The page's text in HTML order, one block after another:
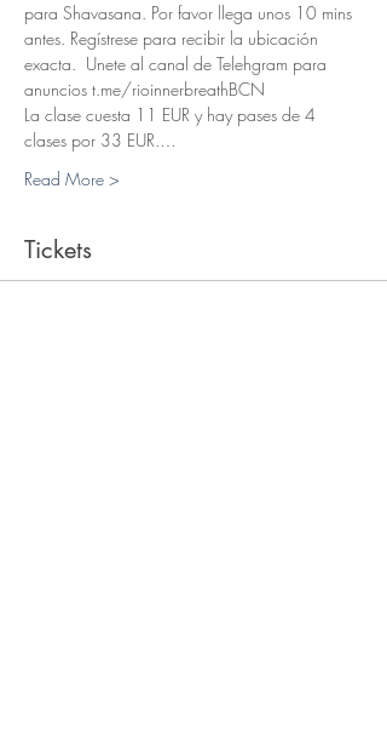
para Shavasana. Por favor llega unos 10 mins
antes. Regístrese para recibir la ubicación
exacta.  Unete al canal de Telehgram para
anuncios t.me/rioinnerbreathBCN
La clase cuesta 11 EUR y hay pases de 4
clases por 33 EUR.…
Read More >
Tickets